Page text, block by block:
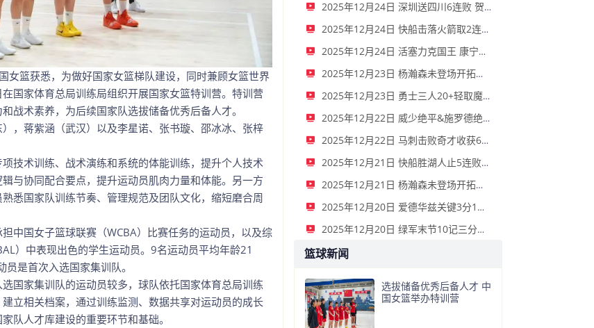
篮获悉，为做好国家女篮梯队建设，同时兼顾女篮世界
国家体育总局训练局组织开展国家女篮特训营。特训营
战术素养，为后续国家队选拔储备优秀后备人才。
，蒋紫涵（武汉）以及李星诺、张书璇、邵冰冰、张梓
技术训练、战术演练和系统的体能训练，提升个人技术
与协同配合要点，提升运动员肌肉力量和体能。另一方
悉国家队训练节奏、管理规范及团队文化，缩短磨合周
中国女子篮球联赛（WCBA）比赛任务的运动员，以及综
）中表现出色的学生运动员。9名运动员平均年龄21
是首次入选国家集训队。
国家集训队的运动员较多，球队依托国家体育总局训练
立相关档案，通过训练监测、数据共享对运动员的成长
队人才库建设的重要环节和基础。
2025年12月24日 深圳送四川6连败 贺希宁21+9+11 李慕豪17分 景菡一24+6+5
2025年12月24日 快船击落火箭取2连胜 莱昂纳德41+8+5 哈登29+6 杜兰特22+5
2025年12月24日 活塞力克国王 康宁汉姆23+14 威少27+6 德罗赞37+8
2025年12月23日 杨瀚森未登场开拓者逆转失败负活塞 杜伦26+10 康宁汉姆6犯
2025年12月23日 勇士三人20+轻取魔术 库里26+6 巴特勒21分 班凯罗21+12+7
2025年12月22日 威少绝平&施罗德绝杀 倒一国王加时险胜火箭！申京杜兰特空砍
2025年12月22日 马刺击败奇才收获6连胜 文班14+12 福克斯27+7 卡斯尔18+11
2025年12月21日 快船胜湖人止5连败！东契奇祖巴茨伤退 小卡32+12 詹姆斯36分
2025年12月21日 杨瀚森未登场开拓者险胜国王 阿夫迪亚24+7+10 威少7+8+7&5断
2025年12月20日 爱德华兹关键3分1板1帽1断 森林狼力克雷霆 亚历山大35+5+7
2025年12月20日 绿军末节10记三分扑灭热火 怀特33+5+6 布朗30+9+7 韦尔24+14
篮球新闻
选拔储备优秀后备人才 中
国女篮举办特训营